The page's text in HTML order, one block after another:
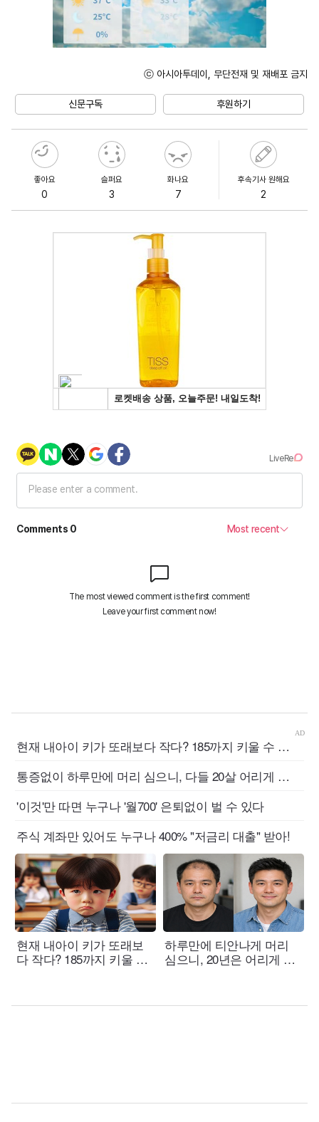
ⓒ 아시아투데이, 무단전재 및 재배포 금지
신문구독 후원하기
좋아요
0
슬퍼요
3
화나요
7
후속기사 원해요
2